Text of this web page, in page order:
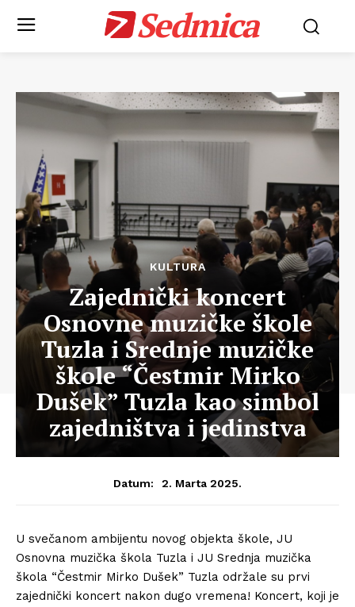
Sedmica
KULTURA
Zajednički koncert
Osnovne muzičke škole
Tuzla i Srednje muzičke
škole “Čestmir Mirko
Dušek” Tuzla kao simbol
zajedništva i jedinstva
Datum: 2. Marta 2025.
U svečanom ambijentu novog objekta škole, JU
Osnovna muzička škola Tuzla i JU Srednja muzička
škola “Čestmir Mirko Dušek” Tuzla održale su prvi
zajednički koncert nakon dugo vremena! Koncert, koji je